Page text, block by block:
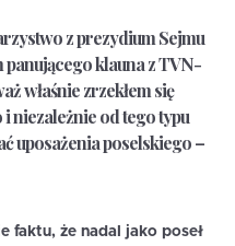
z prezydium Sejmu
panującego klauna z TVN-
właśnie zrzekłem się
i niezależnie od tego typu
uposażenia poselskiego –
faktu, że nadal jako poseł